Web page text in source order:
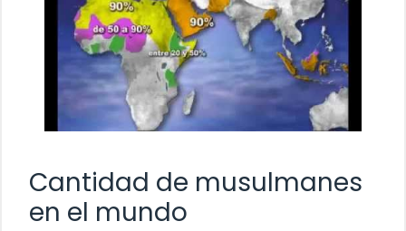
Cantidad de musulmanes
en el mundo